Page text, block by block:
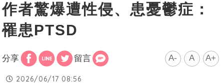
作者驚爆遭性侵、患憂鬱症：
罹患PTSD
分享 留言 A- A A+
2026/06/17 08:56